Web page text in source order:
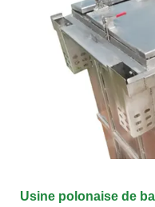
Usine polonaise de